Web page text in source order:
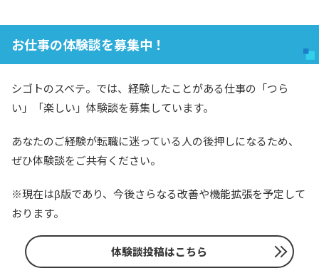
お仕事の体験談を募集中！
シゴトのスベテ。では、経験したことがある仕事の「つら
い」「楽しい」体験談を募集しています。
あなたのご経験が転職に迷っている人の後押しになるため、
ぜひ体験談をご共有ください。
※現在はβ版であり、今後さらなる改善や機能拡張を予定して
おります。
体験談投稿はこちら